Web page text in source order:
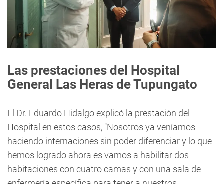
Las prestaciones del Hospital
General Las Heras de Tupungato
El Dr. Eduardo Hidalgo explicó la prestación del
Hospital en estos casos, "Nosotros ya veníamos
haciendo internaciones sin poder diferenciar y lo que
hemos logrado ahora es vamos a habilitar dos
habitaciones con cuatro camas y con una sala de